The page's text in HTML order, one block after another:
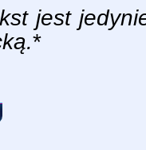
jest
*